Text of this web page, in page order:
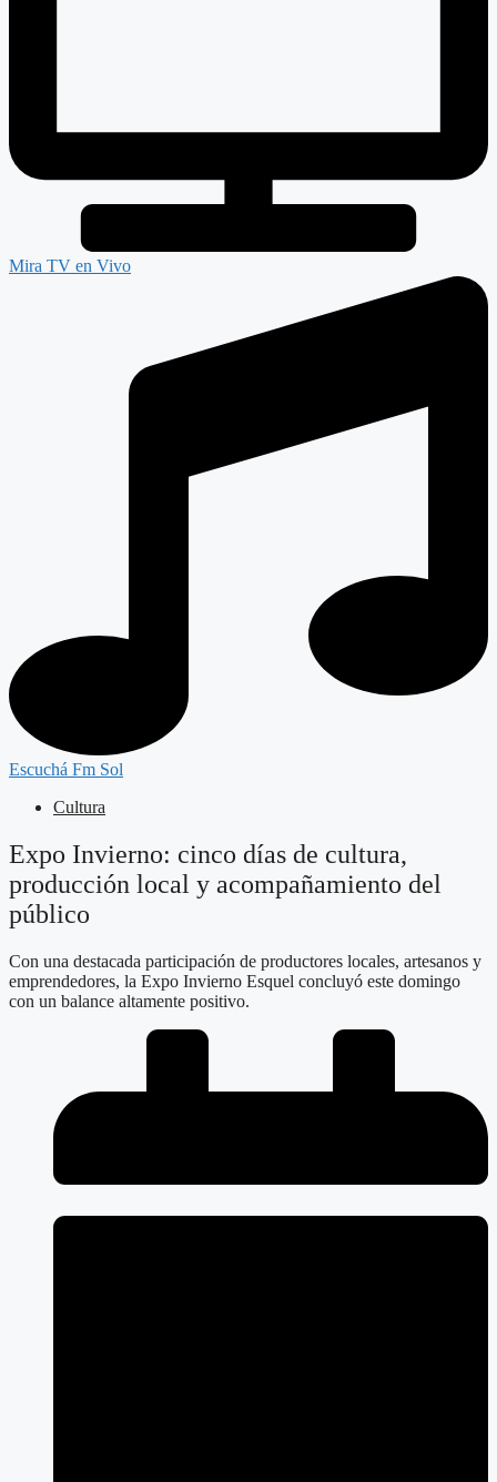
Mira TV en Vivo
Escuchá Fm Sol
Cultura
Expo Invierno: cinco días de cultura,
producción local y acompañamiento del
público
Con una destacada participación de productores locales, artesanos y
emprendedores, la Expo Invierno Esquel concluyó este domingo
con un balance altamente positivo.